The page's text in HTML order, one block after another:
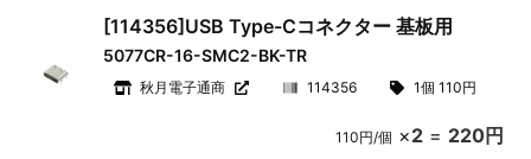
[114356]USB Type-Cコネクター 基板用
5077CR-16-SMC2-BK-TR
秋月電子通商 114356 1個 110円
110円/個 ×2= 220円